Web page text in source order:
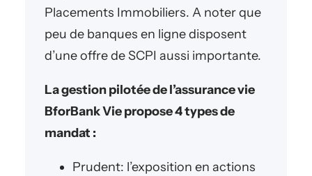
Placements Immobiliers. A noter que
peu de banques en ligne disposent
d’une offre de SCPI aussi importante.
La gestion pilotée de l’assurance vie
BforBank Vie propose 4 types de
mandat :
Prudent: l’exposition en actions